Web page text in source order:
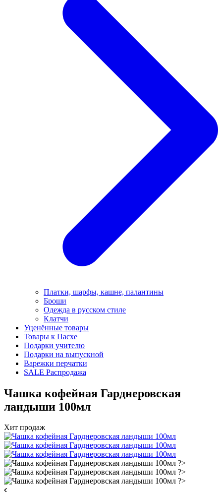
Платки, шарфы, кашне, палантины
Броши
Одежда в русском стиле
Клатчи
Уценённые товары
Товары к Пасхе
Подарки учителю
Подарки на выпускной
Варежки перчатки
SALE Распродажа
Чашка кофейная Гарднеровская
ландыши 100мл
Хит продаж